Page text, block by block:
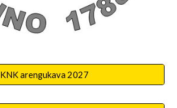
KNK arengukava 2027